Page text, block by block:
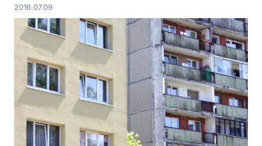
2016.07.09